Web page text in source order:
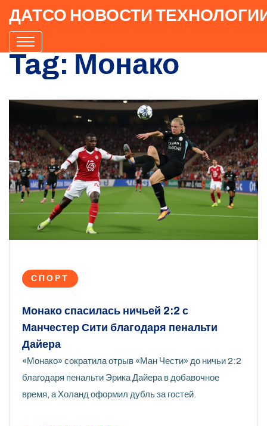
ДАТСО НОВОСТИ
Tag: Монако
СПОРТ
Монако спасилась ничьей 2:2 с
Манчестер Сити благодаря пенальти
Дайера
«Монако» сократила отрыв «Ман Чести» до ничьи 2:2
благодаря пенальти Эрика Дайера в добавочное
время, а Холанд оформил дубль за гостей.